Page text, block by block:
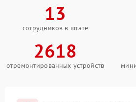
13
сотрудников в штате
2618
отремонтированных устройств